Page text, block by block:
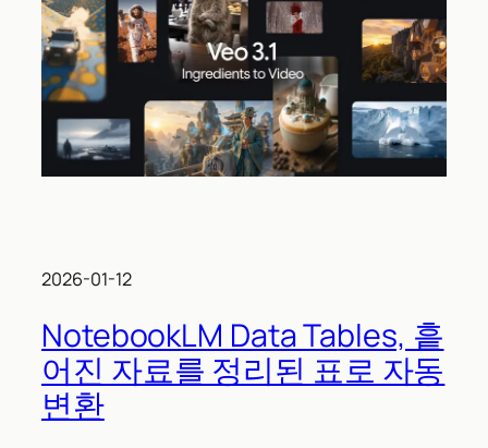
2026-01-12
NotebookLM Data Tables, 흩
어진 자료를 정리된 표로 자동
변환